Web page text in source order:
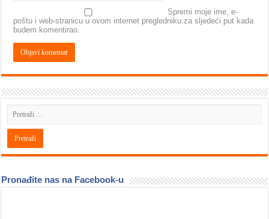
Spremi moje ime, e-
poštu i web-stranicu u ovom internet pregledniku za sljedeći put kada
budem komentirao.
Pronađite nas na Facebook-u